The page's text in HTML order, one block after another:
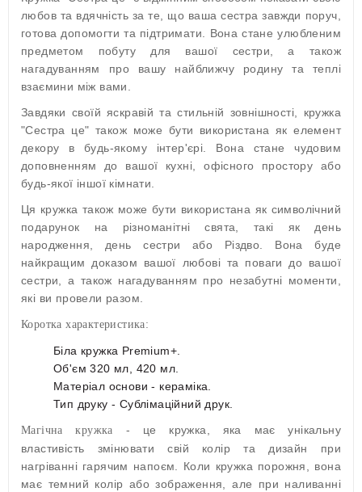
любов та вдячність за те, що ваша сестра завжди поруч,
готова допомогти та підтримати. Вона стане улюбленим
предметом побуту для вашої сестри, а також
нагадуванням про вашу найближчу родину та теплі
взаємини між вами.
Завдяки своїй яскравій та стильній зовнішності, кружка
"Сестра це" також може бути використана як елемент
декору в будь-якому інтер'єрі. Вона стане чудовим
доповненням до вашої кухні, офісного простору або
будь-якої іншої кімнати.
Ця кружка також може бути використана як символічний
подарунок на різноманітні свята, такі як день
народження, день сестри або Різдво. Вона буде
найкращим доказом вашої любові та поваги до вашої
сестри, а також нагадуванням про незабутні моменти,
які ви провели разом.
Коротка характеристика:
Біла кружка Premium+.
Об'єм 320 мл, 420 мл.
Матеріал основи - кераміка.
Тип друку - Сублімаційний друк.
Магічна кружка - це кружка, яка має унікальну
властивість змінювати свій колір та дизайн при
нагріванні гарячим напоєм. Коли кружка порожня, вона
має темний колір або зображення, але при наливанні